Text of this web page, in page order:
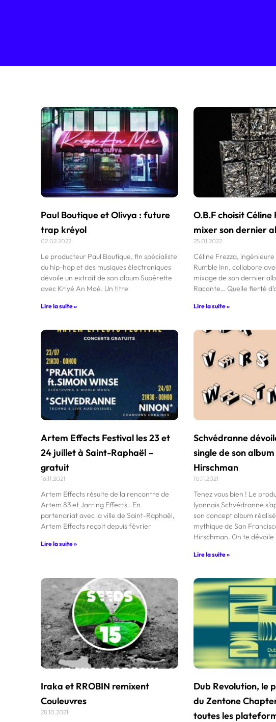
Paul Boutique et Olivya : future
trap kréyol
02.02.2022
Le producteur Paul Boutique, fin spécialiste
du hip-hop et des musiques électroniques
dévoile un extrait de son album Supérette
avec Kriyé An Moé. Un titre
Lire la suite »
O.B.F choisit Céline
mixer son dernier
25.01.2022
Céline Frezza, ingénieure
Rumble Inn, collabore
mixage de son dernier
Raconte… Quelle fierté
Lire la suite »
Artem Effects Festival les 23 et
24 juillet à Saint-Raphaël –
gratuit
16.11.2021
Artem Effects résulte de la rencontre de
Artem 83 et Jarring Effects . En
partenariat avec la ville de Saint-Raphaël,
Artem Effects reçoit depuis février
Lire la suite »
Schvédranne
single de son
Hirschman
10.11.2021
Tenez vous bien ! Le
lyonnais Schvédranne
son concept album
mythique de San
Hirschman. On te dévoile
Lire la suite »
Iraka et RROBIN remixent
Couleuvres
28.10.2021
Dub Revolution, le
du Zentone
toutes les